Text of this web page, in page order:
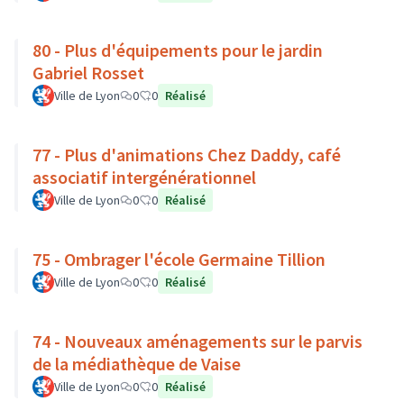
80 - Plus d'équipements pour le jardin
Gabriel Rosset
Ville de Lyon 0 0 Réalisé
77 - Plus d'animations Chez Daddy, café
associatif intergénérationnel
Ville de Lyon 0 0 Réalisé
75 - Ombrager l'école Germaine Tillion
Ville de Lyon 0 0 Réalisé
74 - Nouveaux aménagements sur le parvis
de la médiathèque de Vaise
Ville de Lyon 0 0 Réalisé